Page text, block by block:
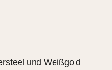
und Weißgold